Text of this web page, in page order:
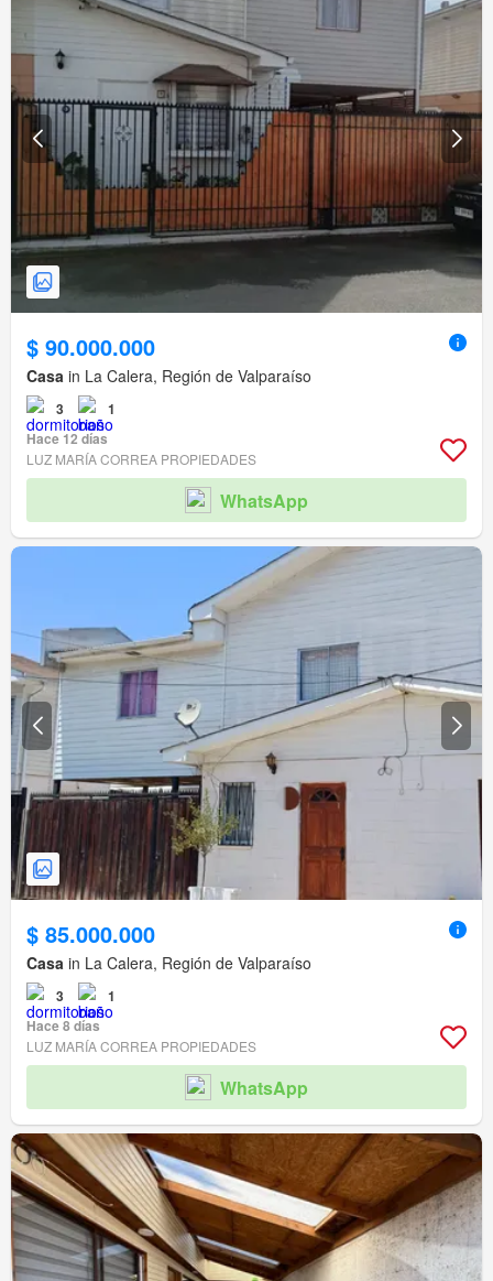
$ 90.000.000
Casa in La Calera, Región de Valparaíso
3
1
Hace 12 días
LUZ MARÍA CORREA PROPIEDADES
WhatsApp
$ 85.000.000
Casa in La Calera, Región de Valparaíso
3
1
Hace 8 días
LUZ MARÍA CORREA PROPIEDADES
WhatsApp